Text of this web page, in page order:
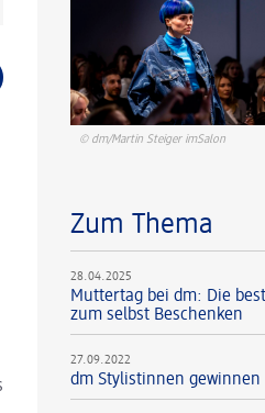
© dm/Martin Steiger imSalon
Zum Thema
28.04.2025
Muttertag bei dm: Die
zum selbst Beschenken
27.09.2022
dm Stylistinnen gewinnen